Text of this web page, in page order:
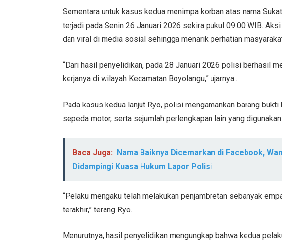
Sementara untuk kasus kedua menimpa korban atas nama
terjadi pada Senin 26 Januari 2026 sekira pukul 09.00 WIB.
dan viral di media sosial sehingga menarik perhatian
“Dari hasil penyelidikan, pada 28 Januari 2026 polisi berhasil
kerjanya di wilayah Kecamatan Boyolangu,” ujarnya..
Pada kasus kedua lanjut Ryo, polisi mengamankan barang
sepeda motor, serta sejumlah perlengkapan lain yang
Baca Juga: Nama Baiknya Dicemarkan di Facebook,
Didampingi Kuasa Hukum Lapor Polisi
“Pelaku mengaku telah melakukan penjambretan sebanyak
terakhir,” terang Ryo.
Menurutnya, hasil penyelidikan mengungkap bahwa kedua